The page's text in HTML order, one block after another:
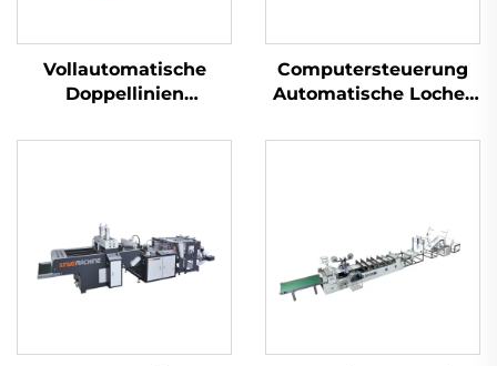
Vollautomatische
Doppellinien
für die Herstellung
Computersteuerung
Automatische Locher